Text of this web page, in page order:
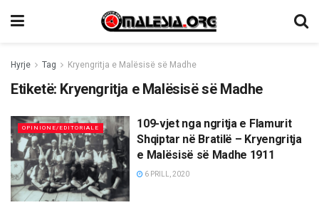
Hyrje Tag Kryengritja e Malësisë së Madhe
Etiketë: Kryengritja e Malësisë së Madhe
OPINIONE/EDITORIALE
109-vjet nga ngritja e Flamurit
Shqiptar në Bratilë – Kryengritja
e Malësisë së Madhe 1911
6 PRILL, 2020